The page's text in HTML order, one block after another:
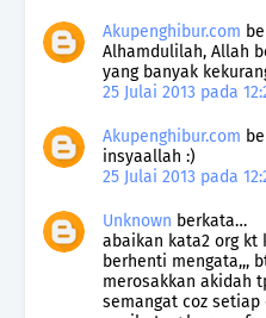
Akupenghibur.com
Alhamdulilah, Allah
yang banyak
25 Julai 2013 pada
Akupenghibur.com
insyaallah :)
25 Julai 2013 pada
Unknown berkata…
abaikan kata2 org kt
berhenti mengata,,,
merosakkan akidah
semangat coz